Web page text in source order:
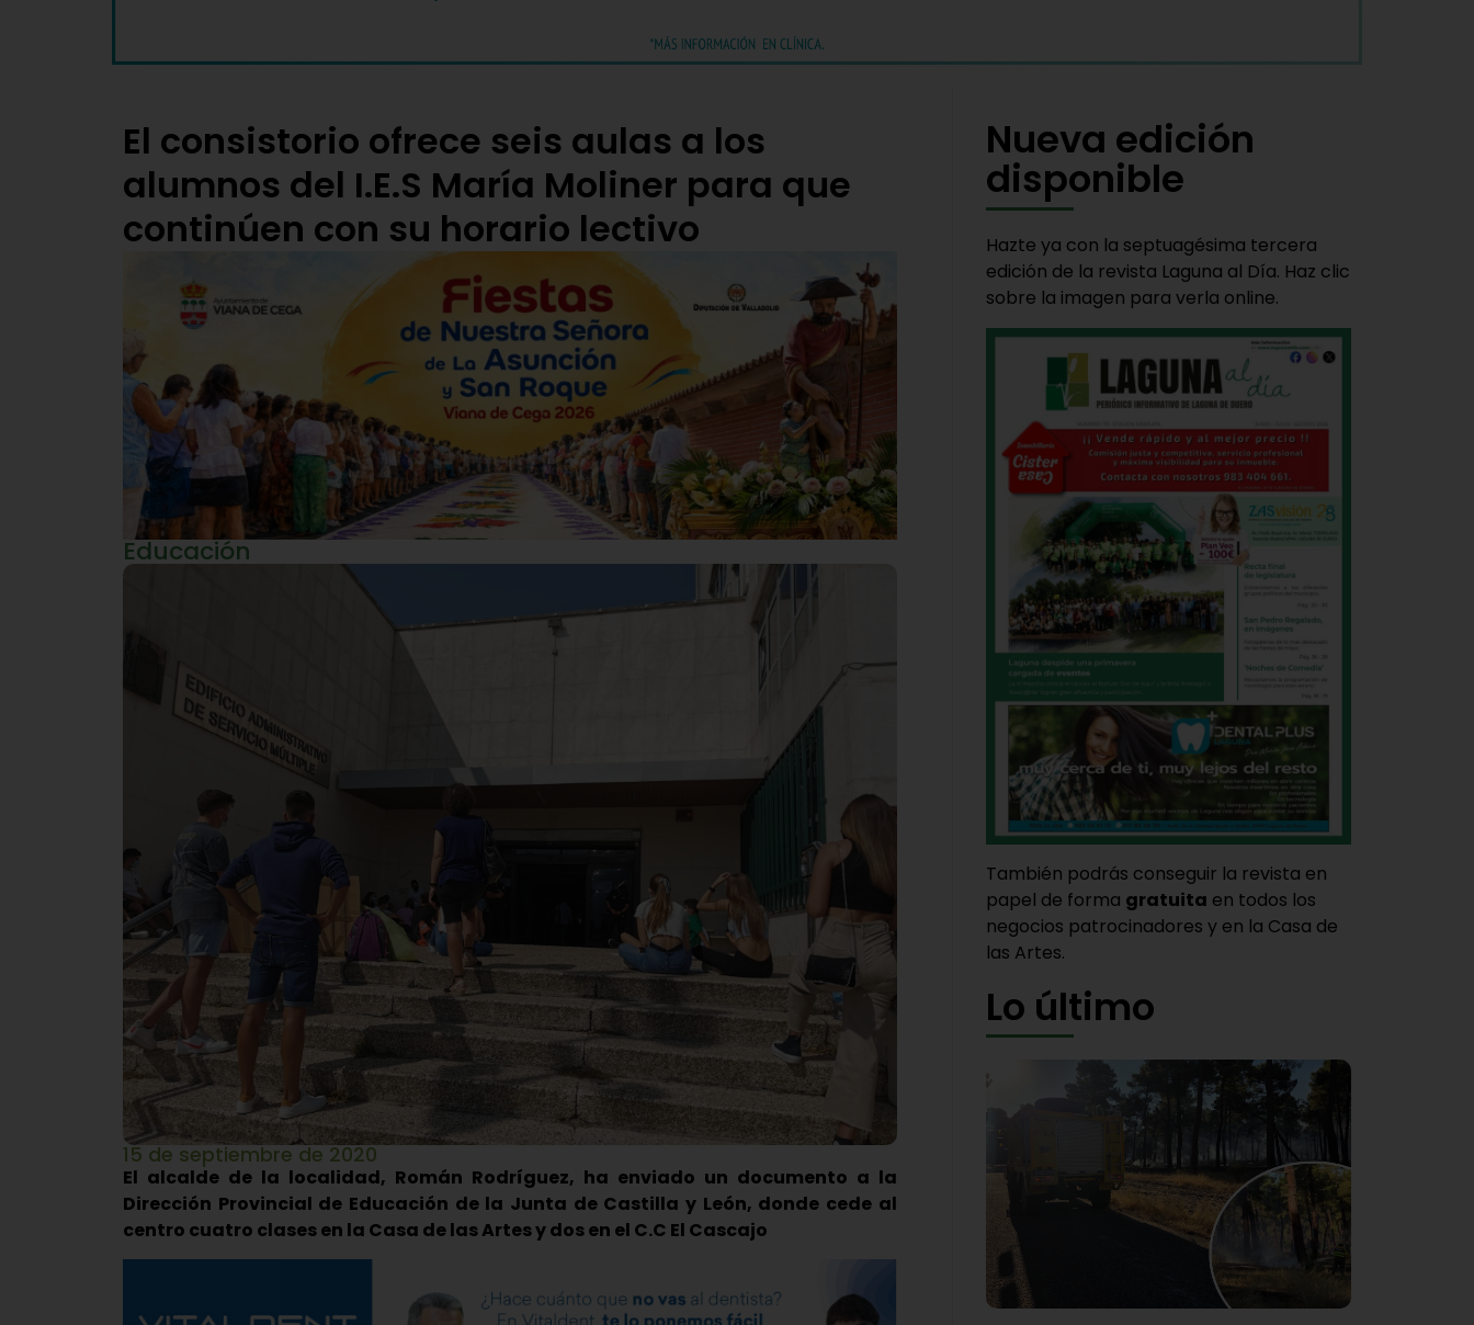
El consistorio ofrece seis aulas a los
alumnos del I.E.S María Moliner para que
continúen con su horario lectivo
Educación
15 de septiembre de 2020
El alcalde de la localidad, Román Rodríguez, ha enviado un documento a la
Dirección Provincial de Educación de la Junta de Castilla y León, donde cede al
centro cuatro clases en la Casa de las Artes y dos en el C.C El Cascajo
Nueva edición
disponible
Hazte ya con la septuagésima tercera
edición de la revista Laguna al Día. Haz clic
sobre la imagen para verla online.
También podrás conseguir la revista en
papel de forma gratuita en todos los
negocios patrocinadores y en la Casa de
las Artes.
Lo último